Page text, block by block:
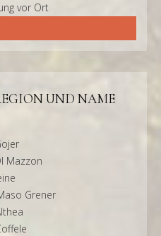
vor Ort
UND NAME
Mazzon
Grener